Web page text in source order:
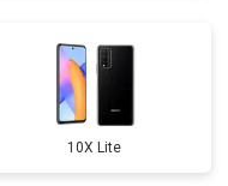
10X Lite